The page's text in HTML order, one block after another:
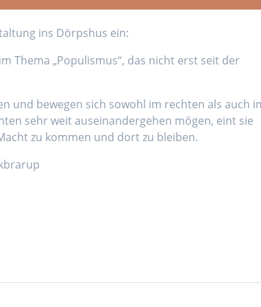
ins Dörpshus ein:
Thema „Populismus“, das nicht erst seit der
und bewegen sich sowohl im rechten als auch
sehr weit auseinandergehen mögen, eint sie
zu kommen und dort zu bleiben.